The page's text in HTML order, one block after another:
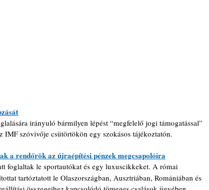
irányuló bármilyen lépést “megfelelő jogi támogatással”
szóvivője csütörtökön egy szokásos tájékoztatón.
a rendőrök az újraépítési pénzek megcsapolóira
foglaltak le sportautókat és egy luxuscikkeket. A római
tartóztatott le Olaszországban, Ausztriában, Romániában és